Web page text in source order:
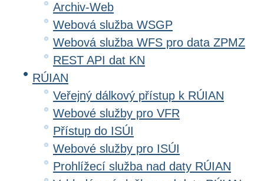
Archiv-Web
Webová služba WSGP
Webová služba WFS pro data ZPMZ
REST API dat KN
RÚIAN
Veřejný dálkový přístup k RÚIAN
Webové služby pro VFR
Přístup do ISÚI
Webové služby pro ISÚI
Prohlížecí služba nad daty RÚIAN